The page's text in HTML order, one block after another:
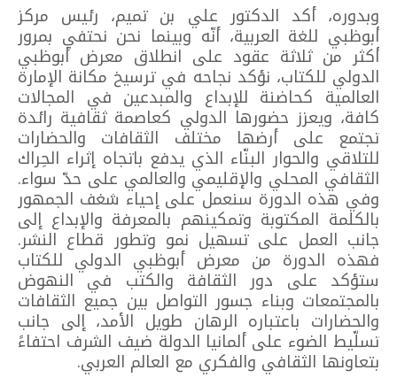
وبدوره، أكد الدكتور علي بن تميم، رئيس مركز
أبوظبي للغة العربية، أنّه وبينما نحن نحتفي بمرور
أكثر من ثلاثة عقود على انطلاق معرض أبوظبي
الدولي للكتاب، نؤكد نجاحه في ترسيخ مكانة الإمارة
العالمية كحاضنة للإبداع والمبدعين في المجالات
كافة، ويعزز حضورها الدولي كعاصمة ثقافية رائدة
تجتمع على أرضها مختلف الثقافات والحضارات
للتلاقي والحوار البنّاء الذي يدفع باتجاه إثراء الحِراك
الثقافي المحلي والإقليمي والعالمي على حدّ سواء.
وفي هذه الدورة سنعمل على إحياء شغف الجمهور
بالكلمة المكتوبة وتمكينهم بالمعرفة والإبداع إلى
جانب العمل على تسهيل نمو وتطور قطاع النشر.
فهذه الدورة من معرض أبوظبي الدولي للكتاب
ستؤكد على دور الثقافة والكتب في النهوض
بالمجتمعات وبناء جسور التواصل بين جميع الثقافات
والحضارات باعتباره الرهان طويل الأمد، إلى جانب
تسلّيط الضوء على ألمانيا الدولة ضيف الشرف احتفاءً
بتعاونها الثقافي والفكري مع العالم العربي.